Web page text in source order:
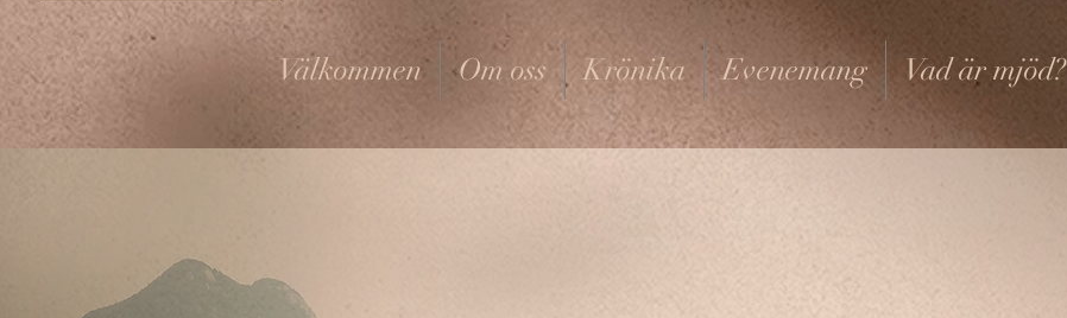
Välkommen Om oss Krönika Evenemang Vad är mjöd?